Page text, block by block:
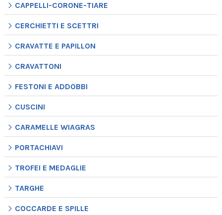
CAPPELLI-CORONE-TIARE
CERCHIETTI E SCETTRI
CRAVATTE E PAPILLON
CRAVATTONI
FESTONI E ADDOBBI
CUSCINI
CARAMELLE WIAGRAS
PORTACHIAVI
TROFEI E MEDAGLIE
TARGHE
COCCARDE E SPILLE